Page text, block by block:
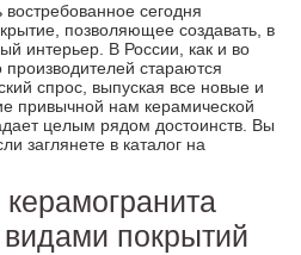
сегодня
позволяющее создавать, в
интерьер. В России, как и во
стараются
спрос, выпуская все новые и
привычной нам керамической
целым рядом достоинств. Вы
заглянете в каталог на
покрытий